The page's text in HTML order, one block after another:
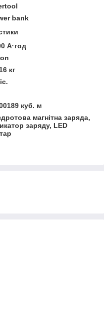
bank
А·год
кг
куб. м
магнітна заряда,
заряду, LED